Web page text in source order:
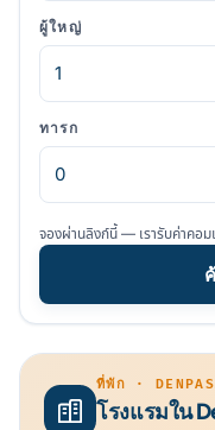
ผู้ใหญ่
ทารก
จองผ่านลิงก์นี้ — เรารับค่าคอม
ที่พัก ·
โรงแรมใน